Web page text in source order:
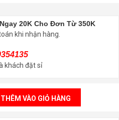
20K Cho Đơn Từ 350K
khi nhận hàng.
khách đặt sỉ
THÊM VÀO GIỎ HÀNG